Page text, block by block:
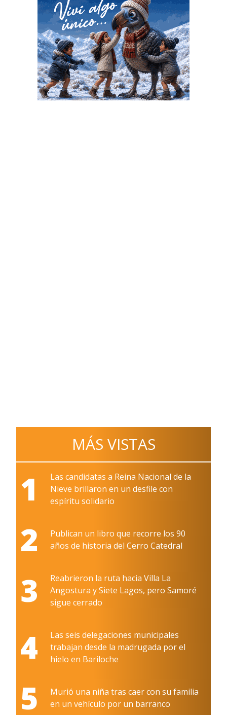
MÁS VISTAS
1
Las candidatas a Reina Nacional de la
Nieve brillaron en un desfile con
espíritu solidario
2
Publican un libro que recorre los 90
años de historia del Cerro Catedral
3
Reabrieron la ruta hacia Villa La
Angostura y Siete Lagos, pero Samoré
sigue cerrado
4
Las seis delegaciones municipales
trabajan desde la madrugada por el
hielo en Bariloche
5
Murió una niña tras caer con su familia
en un vehículo por un barranco